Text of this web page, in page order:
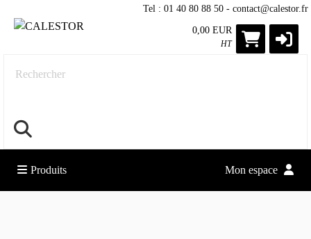
Tel : 01 40 80 88 50 - contact@calestor.fr
0,00 EUR
HT
Rechercher
Produits Mon espace